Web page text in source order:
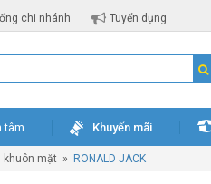
chi nhánh Tuyển dụng
tâm Khuyến mãi
khuôn mặt » RONALD JACK